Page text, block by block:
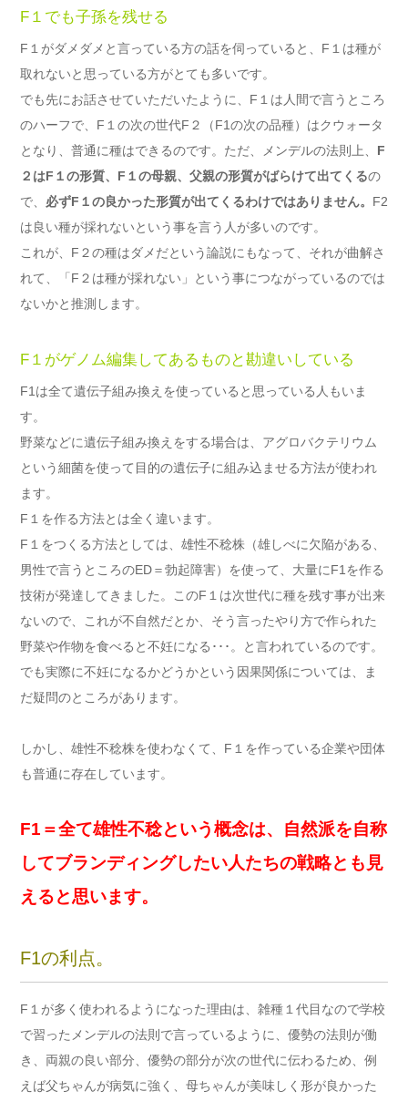
F１でも子孫を残せる
F１がダメダメと言っている方の話を伺っていると、F１は種が
取れないと思っている方がとても多いです。
でも先にお話させていただいたように、F１は人間で言うところ
のハーフで、F１の次の世代F２（F1の次の品種）はクウォータ
となり、普通に種はできるのです。ただ、メンデルの法則上、 F
２はF１の形質、F１の母親、父親の形質がばらけて出てくるの
で、 必ずF１の良かった形質が出てくるわけではありません。 F2
は良い種が採れないという事を言う人が多いのです。
これが、F２の種はダメだという論説にもなって、それが曲解さ
れて、「F２は種が採れない」という事につながっているのでは
ないかと推測します。
F１がゲノム編集してあるものと勘違いしている
F1は全て遺伝子組み換えを使っていると思っている人もいま
す。
野菜などに遺伝子組み換えをする場合は、アグロバクテリウム
という細菌を使って目的の遺伝子に組み込ませる方法が使われ
ます。
F１を作る方法とは全く違います。
F１をつくる方法としては、雄性不稔株（雄しべに欠陥がある、
男性で言うところのED＝勃起障害）を使って、大量にF1を作る
技術が発達してきました。このF１は次世代に種を残す事が出来
ないので、これが不自然だとか、そう言ったやり方で作られた
野菜や作物を食べると不妊になる･･･。と言われているのです。
でも実際に不妊になるかどうかという因果関係については、ま
だ疑問のところがあります。
しかし、雄性不稔株を使わなくて、F１を作っている企業や団体
も普通に存在しています。
F1＝全て雄性不稔という概念は、自然派を自称
してブランディングしたい人たちの戦略とも見
えると思います。
F1の利点。
F１が多く使われるようになった理由は、雑種１代目なので学校
で習ったメンデルの法則で言っているように、優勢の法則が働
き、両親の良い部分、優勢の部分が次の世代に伝わるため、例
えば父ちゃんが病気に強く、母ちゃんが美味しく形が良かった